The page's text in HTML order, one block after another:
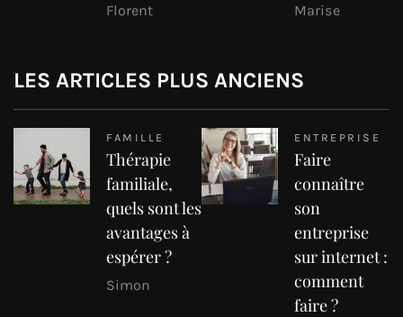
Florent Marise
LES ARTICLES PLUS ANCIENS
FAMILLE
Thérapie
familiale,
quels sont les
avantages à
espérer ?
Simon
ENTREPRISE
Faire
connaître
son
entreprise
sur internet :
comment
faire ?